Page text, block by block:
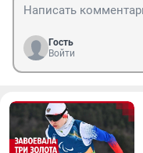
Гость
Войти